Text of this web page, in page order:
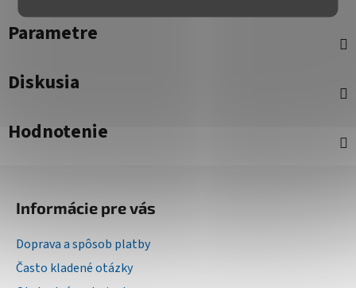
Parametre
Diskusia
Hodnotenie
Informácie pre vás
Doprava a spôsob platby
Často kladené otázky